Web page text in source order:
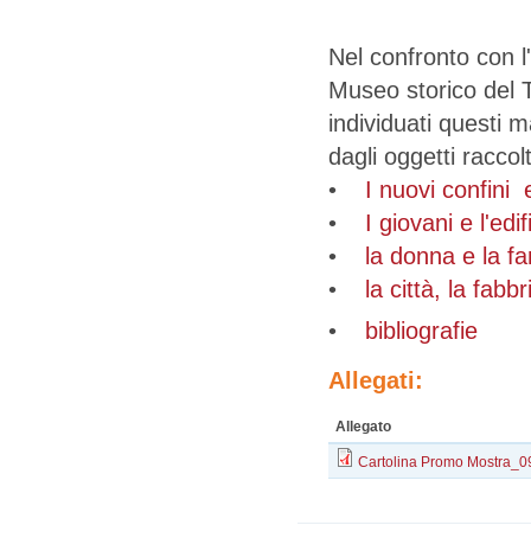
Nel confronto con
Museo storico del
individuati questi
dagli oggetti
•
I nuovi confini
• I giovani e
•
la donna e la
•
la città, la
• bibliografie
Allegati:
Allegato
Cartolina Promo